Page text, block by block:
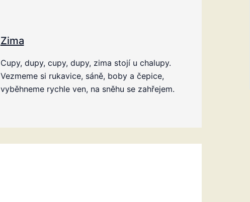
Zima
Cupy, dupy, cupy, dupy, zima stojí u chalupy.
Vezmeme si rukavice, sáně, boby a čepice,
vyběhneme rychle ven, na sněhu se zahřejem.